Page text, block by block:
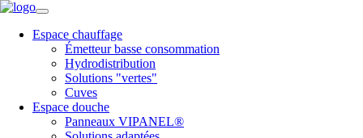
Espace chauffage
Émetteur basse consommation
Hydrodistribution
Solutions "vertes"
Cuves
Espace douche
Panneaux VIPANEL®